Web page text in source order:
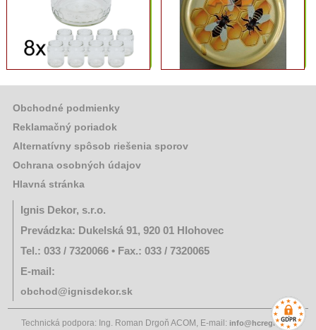
osivá
potreby
Grilovací
a
hygiena
Dekorácie
Domáce
Ostatný
Obchodné podmienky
Reklamačný poriadok
Alternatívny spôsob riešenia sporov
Ochrana osobných údajov
Hlavná stránka
Ignis Dekor, s.r.o.
Prevádzka: Dukelská 91, 920 01 Hlohovec
Tel.: 033 / 7320066 • Fax.: 033 / 7320065
E-mail:
obchod@ignisdekor.sk
Technická podpora: Ing. Roman Drgoň ACOM, E-mail: info@hcregion.sk